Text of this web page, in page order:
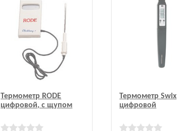
Термометр RODE
цифровой, с щупом
Термометр Swix
цифровой